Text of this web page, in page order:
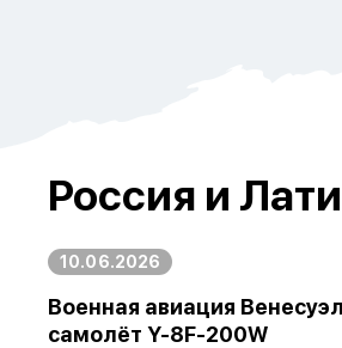
Россия и
10.06.2026
Военная авиация
самолёт Y-8F-200W